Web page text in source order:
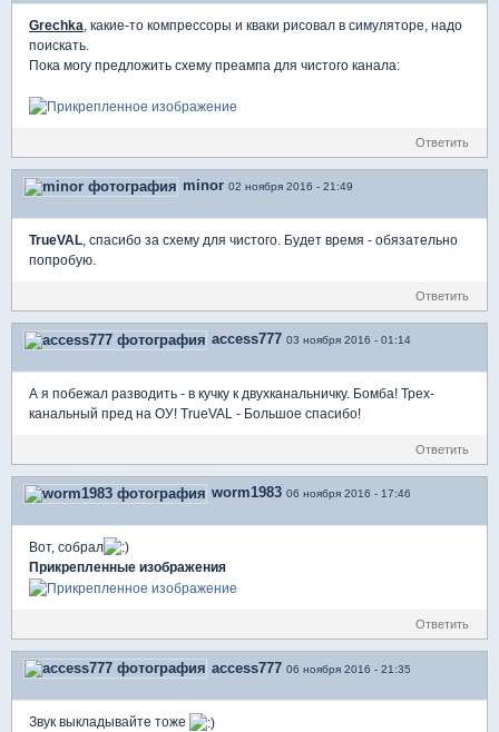
Grechka , какие-то компрессоры и кваки рисовал в симуляторе, надо
поискать.
Пока могу предложить схему преампа для чистого канала:
Ответить
minor 02 ноября 2016 - 21:49
TrueVAL , спасибо за схему для чистого. Будет время - обязательно
попробую.
Ответить
access777 03 ноября 2016 - 01:14
А я побежал разводить - в кучку к двухканальничку. Бомба! Трех-
канальный пред на ОУ! TrueVAL - Большое спасибо!
Ответить
worm1983 06 ноября 2016 - 17:46
Вот, собрал
Прикрепленные изображения
Ответить
access777 06 ноября 2016 - 21:35
Звук выкладывайте тоже